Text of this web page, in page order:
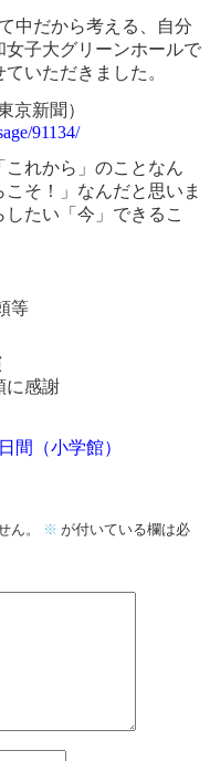
中だから考える、自分
子大グリーンホールで
いただきました。
京新聞）
91134/
れから」のことなん
そ！」なんだと思いま
たい「今」できるこ
等
に感謝
間（小学館）
ん。 ※ が付いている欄は必